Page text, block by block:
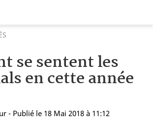
se sentent les
en cette année
- Publié le 18 Mai 2018 à 11:12